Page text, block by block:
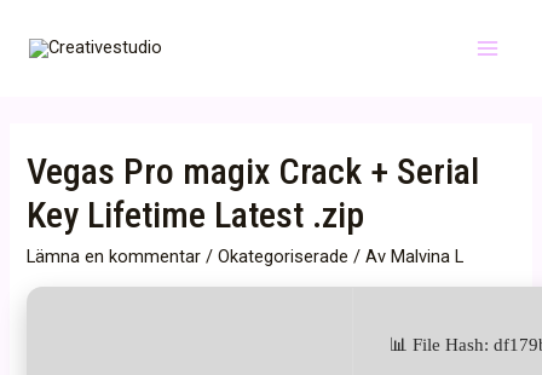
Vegas Pro magix Crack + Serial
Key Lifetime Latest .zip
Lämna en kommentar /Okategoriserade / Av Malvina L
📊 File Hash: